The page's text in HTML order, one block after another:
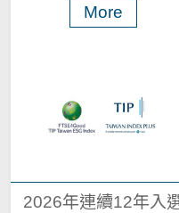
公司治理運作情形
風險管理組織及運作
獨立董事與稽核主管及
富邦金控創投
More
2026年連續12年入